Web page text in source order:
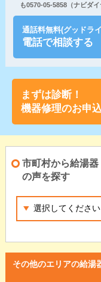
も0570-05-5858（ナビダ
通話料無料(グッドラ
電話で相談する
まずは診断！
機器修理のお申
市町村から給湯
の声を探す
その他のエリアの給湯